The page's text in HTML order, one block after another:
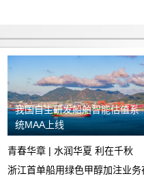
乱扣钱，乱封号
帮（北京）航空服务有限公司退
投诉
车没有提到，诉求退定金及相关
费用
元订金
我国自主研发船舶智能估值系
统MAA上线
青春华章 | 水润华夏 利在千秋
浙江首单船用绿色甲醇加注业